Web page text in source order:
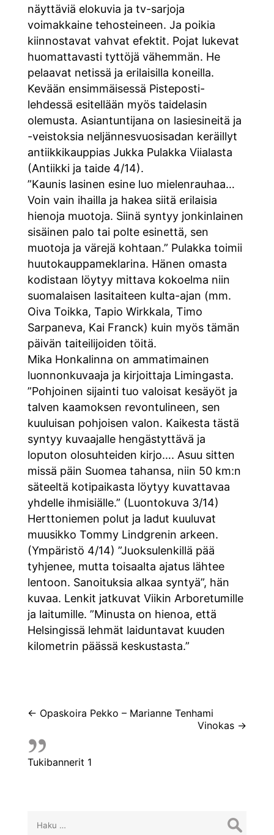
näyttäviä elokuvia ja tv-sarjoja
voimakkaine tehosteineen. Ja poikia
kiinnostavat vahvat efektit. Pojat lukevat
huomattavasti tyttöjä vähemmän. He
pelaavat netissä ja erilaisilla koneilla.
Kevään ensimmäisessä Pisteposti-
lehdessä esitellään myös taidelasin
olemusta. Asiantuntijana on lasiesineitä ja
-veistoksia neljännesvuosisadan keräillyt
antiikkikauppias Jukka Pulakka Viialasta
(Antiikki ja taide 4/14).
”Kaunis lasinen esine luo mielenrauhaa…
Voin vain ihailla ja hakea siitä erilaisia
hienoja muotoja. Siinä syntyy jonkinlainen
sisäinen palo tai polte esinettä, sen
muotoja ja värejä kohtaan.” Pulakka toimii
huutokauppameklarina. Hänen omasta
kodistaan löytyy mittava kokoelma niin
suomalaisen lasitaiteen kulta-ajan (mm.
Oiva Toikka, Tapio Wirkkala, Timo
Sarpaneva, Kai Franck) kuin myös tämän
päivän taiteilijoiden töitä.
Mika Honkalinna on ammatimainen
luonnonkuvaaja ja kirjoittaja Limingasta.
”Pohjoinen sijainti tuo valoisat kesäyöt ja
talven kaamoksen revontulineen, sen
kuuluisan pohjoisen valon. Kaikesta tästä
syntyy kuvaajalle hengästyttävä ja
loputon olosuhteiden kirjo…. Asuu sitten
missä päin Suomea tahansa, niin 50 km:n
säteeltä kotipaikasta löytyy kuvattavaa
yhdelle ihmisiälle.” (Luontokuva 3/14)
Herttoniemen polut ja ladut kuuluvat
muusikko Tommy Lindgrenin arkeen.
(Ympäristö 4/14) ”Juoksulenkillä pää
tyhjenee, mutta toisaalta ajatus lähtee
lentoon. Sanoituksia alkaa syntyä”, hän
kuvaa. Lenkit jatkuvat Viikin Arboretumille
ja laitumille. ”Minusta on hienoa, että
Helsingissä lehmät laiduntavat kuuden
kilometrin päässä keskustasta.”
Artikkelien
selaus
← Opaskoira Pekko – Marianne Tenhami
Vinokas →
Tukibannerit 1